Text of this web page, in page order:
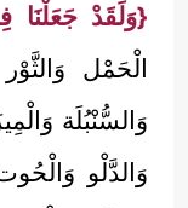
{وَلَقَدْ جَعَلْنَا
الْحَمْل
وَالسُّنْبُلَة
وَالدَّلْو